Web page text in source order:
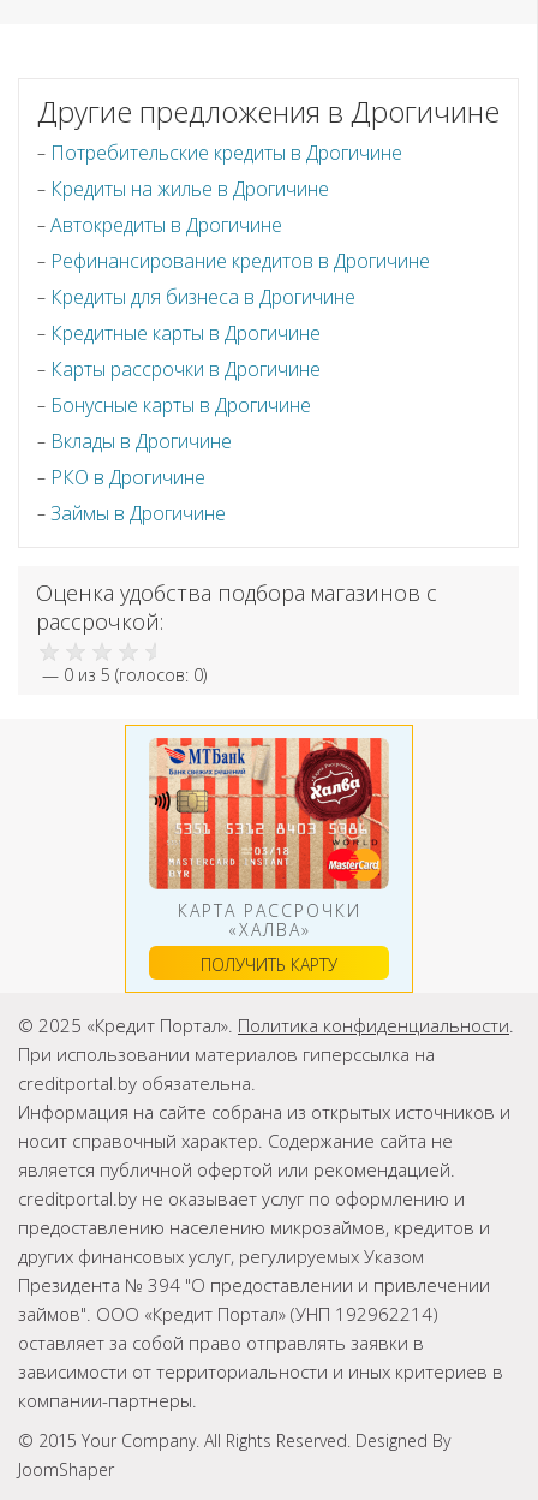
Другие предложения в Дрогичине
Потребительские кредиты в Дрогичине
Кредиты на жилье в Дрогичине
Автокредиты в Дрогичине
Рефинансирование кредитов в Дрогичине
Кредиты для бизнеса в Дрогичине
Кредитные карты в Дрогичине
Карты рассрочки в Дрогичине
Бонусные карты в Дрогичине
Вклады в Дрогичине
РКО в Дрогичине
Займы в Дрогичине
Оценка удобства подбора магазинов с
рассрочкой:
— 0 из 5 (голосов: 0)
КАРТА РАССРОЧКИ
«ХАЛВА»
ПОЛУЧИТЬ КАРТУ
© 2025 «Кредит Портал». Политика конфиденциальности.
При использовании материалов гиперссылка на
creditportal.by обязательна.
Информация на сайте собрана из открытых источников и
носит справочный характер. Содержание сайта не
является публичной офертой или рекомендацией.
creditportal.by не оказывает услуг по оформлению и
предоставлению населению микрозаймов, кредитов и
других финансовых услуг, регулируемых Указом
Президента № 394 "О предоставлении и привлечении
займов". ООО «Кредит Портал» (УНП 192962214)
оставляет за собой право отправлять заявки в
зависимости от территориальности и иных критериев в
компании-партнеры.
© 2015 Your Company. All Rights Reserved. Designed By
JoomShaper